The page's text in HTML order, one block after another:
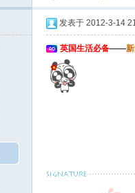
发表于 2012-3-14
英国生活必备——